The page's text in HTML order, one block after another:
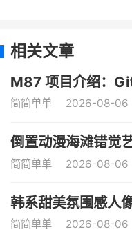
相关文章
M87 项目介绍：
简简单单 2026-08-06
倒置动漫海滩错觉
简简单单 2026-08-06
韩系甜美氛围感人
简简单单 2026-08-06